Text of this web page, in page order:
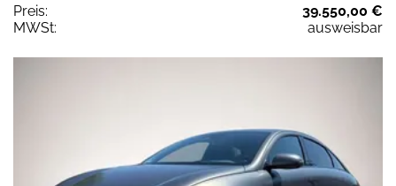
Preis:
39.550,00 €
MWSt:
ausweisbar